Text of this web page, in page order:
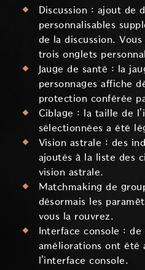
Discussion : ajout de
personnalisables
de la discussion.
trois onglets
Jauge de santé : la
personnages affiche
protection conférée
Ciblage : la taille de
sélectionnées a été
Vision astrale : des
ajoutés à la liste des
vision astrale.
Matchmaking de
désormais les
vous la rouvrez.
Interface console : de
améliorations ont été
l'interface console.